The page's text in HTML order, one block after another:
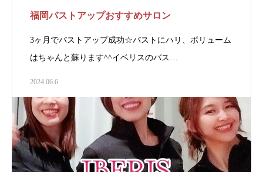
福岡バストアップおすすめサロン
3ヶ月でバストアップ成功☆バストにハリ、ボリューム
はちゃんと蘇ります^^イベリスのバス…
2024.06.6